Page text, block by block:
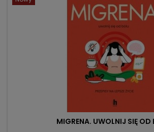
MIGRENA. UWOLNIJ SIĘ OD